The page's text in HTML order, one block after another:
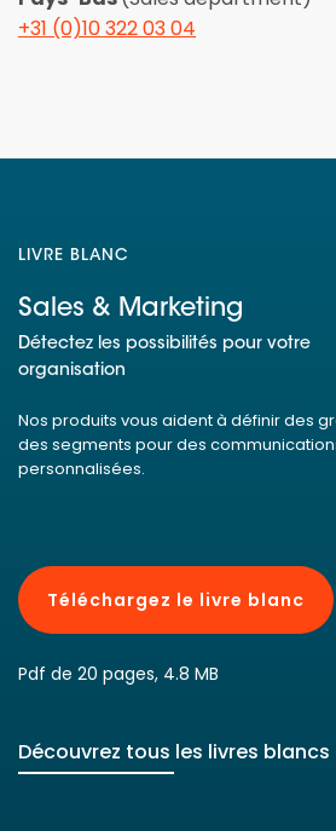
+31 (0)10 322 03 04
LIVRE BLANC
Sales & Marketing
Détectez les possibilités pour votre
organisation
Nos produits vous aident à définir des
des segments pour des
personnalisées.
Téléchargez le livre blanc
Pdf de 20 pages, 4.8 MB
Découvrez tous les livres blancs